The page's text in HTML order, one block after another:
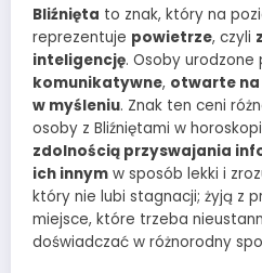
Bliźnięta to znak, który na
reprezentuje powietrze, czyli
inteligencję. Osoby
komunikatywne, otwarte na
w myśleniu. Znak ten ceni
osoby z Bliźniętami w
zdolnością przyswajania
ich innym w sposób lekki i
który nie lubi stagnacji; żyją z
miejsce, które trzeba
doświadczać w różnorodny